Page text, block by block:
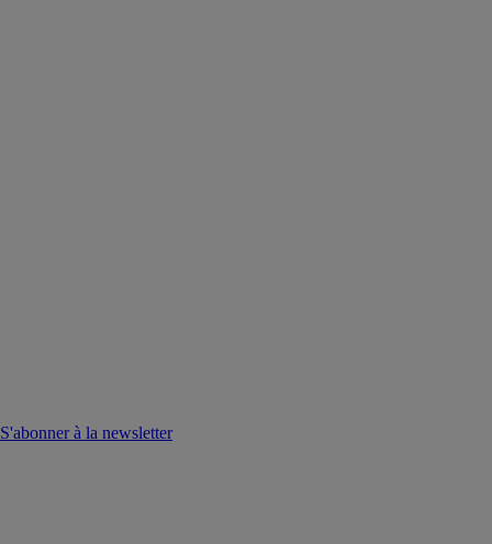
S'abonner à la newsletter